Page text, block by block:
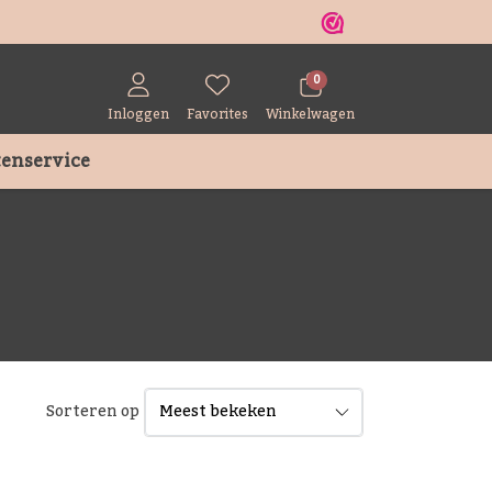
Inloggen Favorites
0
Winkelwagen
Sorteren op